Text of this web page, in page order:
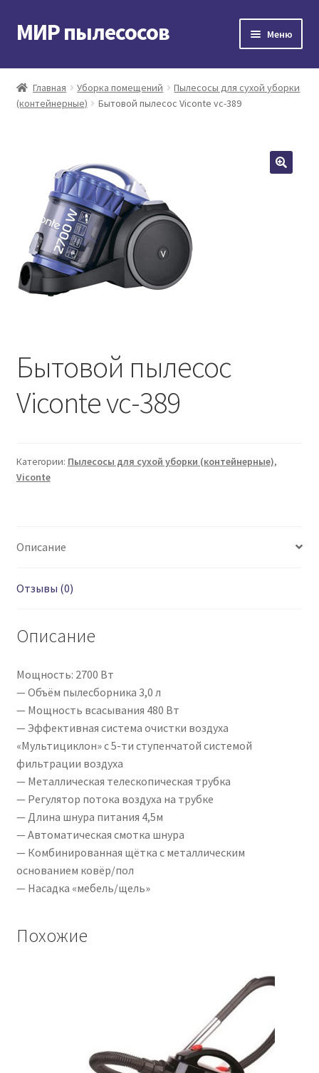
Перейти
к
Перейти
к
МИР пылесосов Меню
Главная
Мой аккаунт
Контакты
Корзина
Главная Уборка помещений
Пылесосы для сухой уборки
(контейнерные)
Бытовой пылесос Viconte vc-389
Бытовой пылесос
Viconte vc-389
Категории: Пылесосы для сухой уборки (контейнерные),
Viconte
Описание
Отзывы (0)
Описание
Мощность: 2700 Вт
— Объём пылесборника 3,0 л
— Мощность всасывания 480 Вт
— Эффективная система очистки воздуха
«Мультициклон» с 5-ти ступенчатой системой
фильтрации воздуха
— Металлическая телескопическая трубка
— Регулятор потока воздуха на трубке
— Длина шнура питания 4,5м
— Автоматическая смотка шнура
— Комбинированная щётка с металлическим
основанием ковёр/пол
— Насадка «мебель/щель»
Похожие